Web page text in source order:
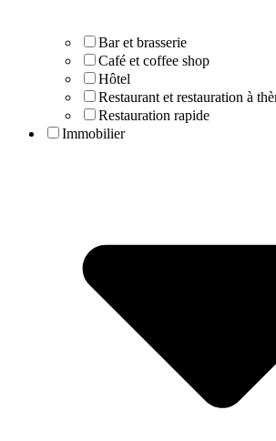
Bar et brasserie
Café et coffee shop
Hôtel
Restaurant et restauration à
Restauration rapide
Immobilier